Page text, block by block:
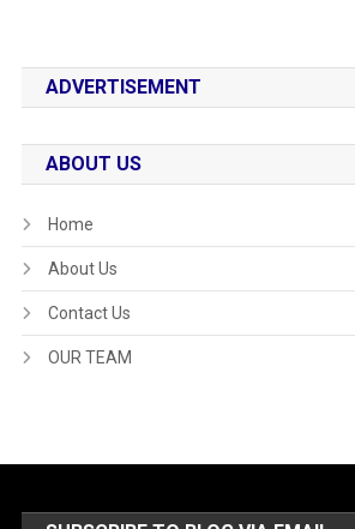
ADVERTISEMENT
ABOUT US
Home
About Us
Contact Us
OUR TEAM